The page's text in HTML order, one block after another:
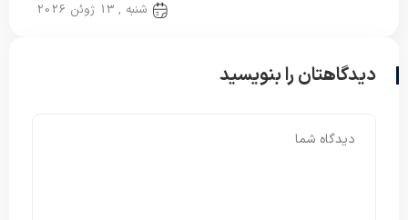
شنبه , 13 ژوئن 2026
دیدگاهتان را بنویسید